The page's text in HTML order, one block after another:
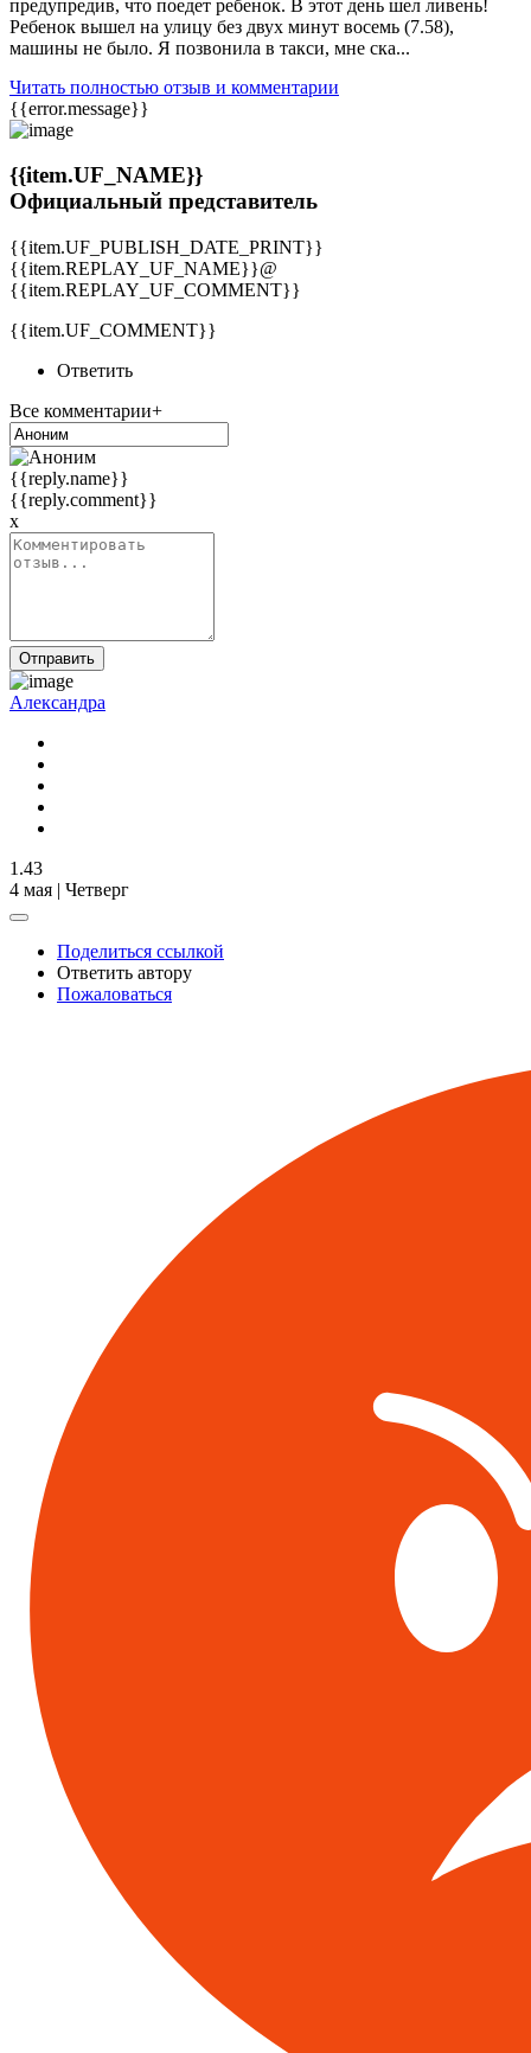
предупредив, что поедет ребенок. В этот день шел ливень!
Ребенок вышел на улицу без двух минут восемь (7.58),
машины не было. Я позвонила в такси, мне ска...
Читать полностью отзыв и комментарии
{{error.message}}
{{item.UF_NAME}}
Официальный представитель
{{item.UF_PUBLISH_DATE_PRINT}}
{{item.REPLAY_UF_NAME}}@
{{item.REPLAY_UF_COMMENT}}
{{item.UF_COMMENT}}
Ответить
Все комментарии+
{{reply.name}}
{{reply.comment}}
x
Отправить
Александра
1.43
4 мая | Четверг
Поделиться ссылкой
Ответить автору
Пожаловаться